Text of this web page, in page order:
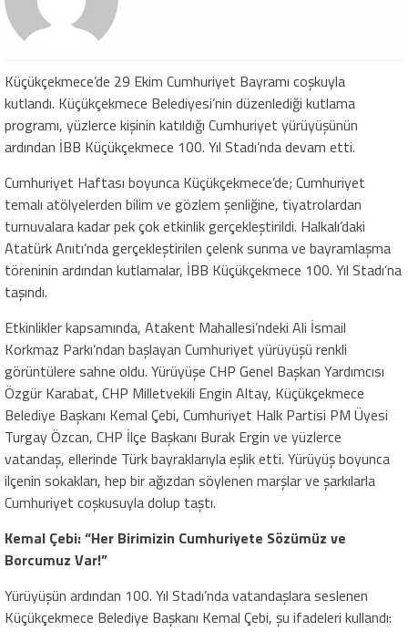
Küçükçekmece’de 29 Ekim Cumhuriyet Bayramı coşkuyla
kutlandı. Küçükçekmece Belediyesi’nin düzenlediği kutlama
programı, yüzlerce kişinin katıldığı Cumhuriyet yürüyüşünün
ardından İBB Küçükçekmece 100. Yıl Stadı’nda devam etti.
Cumhuriyet Haftası boyunca Küçükçekmece’de; Cumhuriyet
temalı atölyelerden bilim ve gözlem şenliğine, tiyatrolardan
turnuvalara kadar pek çok etkinlik gerçekleştirildi. Halkalı’daki
Atatürk Anıtı’nda gerçekleştirilen çelenk sunma ve bayramlaşma
töreninin ardından kutlamalar, İBB Küçükçekmece 100. Yıl Stadı’na
taşındı.
Etkinlikler kapsamında, Atakent Mahallesi’ndeki Ali İsmail
Korkmaz Parkı’ndan başlayan Cumhuriyet yürüyüşü renkli
görüntülere sahne oldu. Yürüyüşe CHP Genel Başkan Yardımcısı
Özgür Karabat, CHP Milletvekili Engin Altay, Küçükçekmece
Belediye Başkanı Kemal Çebi, Cumhuriyet Halk Partisi PM Üyesi
Turgay Özcan, CHP İlçe Başkanı Burak Ergin ve yüzlerce
vatandaş, ellerinde Türk bayraklarıyla eşlik etti. Yürüyüş boyunca
ilçenin sokakları, hep bir ağızdan söylenen marşlar ve şarkılarla
Cumhuriyet coşkusuyla dolup taştı.
Kemal Çebi: “Her Birimizin Cumhuriyete Sözümüz ve
Borcumuz Var!”
Yürüyüşün ardından 100. Yıl Stadı’nda vatandaşlara seslenen
Küçükçekmece Belediye Başkanı Kemal Çebi, şu ifadeleri kullandı: